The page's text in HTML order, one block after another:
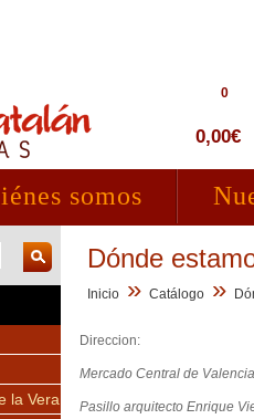
0,00€
0
somos
la Vera
Dónde
Inicio »Catálogo »
Direccion:
Mercado Central de
Pasillo arquitecto Enrique